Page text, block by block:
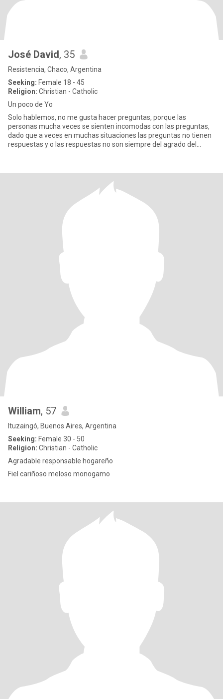
José David, 35
Resistencia, Chaco, Argentina
Seeking: Female 18 - 45
Religion: Christian - Catholic
Un poco de Yo
Solo hablemos, no me gusta hacer preguntas, porque las
personas mucha veces se sienten incomodas con las preguntas,
dado que a veces en muchas situaciones las preguntas no tienen
respuestas y o las respuestas no son siempre del agrado del
William, 57
Ituzaingó, Buenos Aires, Argentina
Seeking: Female 30 - 50
Religion: Christian - Catholic
Agradable responsable hogareño
Fiel cariñoso meloso monogamo